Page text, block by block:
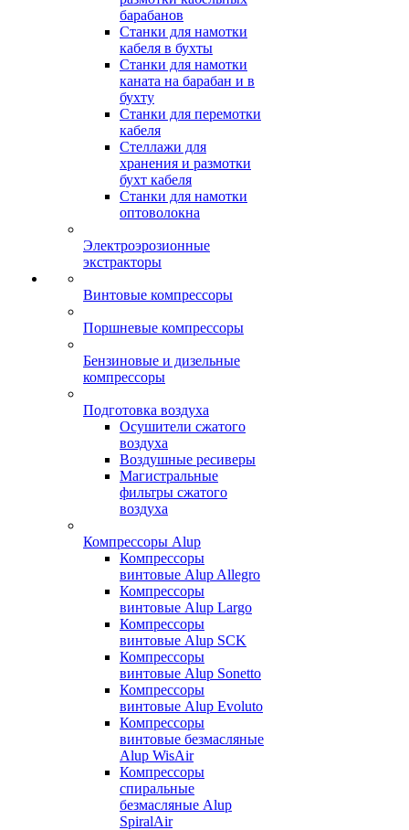
барабанов
Станки для намотки
кабеля в бухты
Станки для намотки
каната на барабан и в
бухту
Станки для перемотки
кабеля
Стеллажи для
хранения и размотки
бухт кабеля
Станки для намотки
оптоволокна
Электроэрозионные
экстракторы
Винтовые компрессоры
Поршневые компрессоры
Бензиновые и дизельные
компрессоры
Подготовка воздуха
Осушители сжатого
воздуха
Воздушные ресиверы
Магистральные
фильтры сжатого
воздуха
Компрессоры Alup
Компрессоры
винтовые Alup Allegro
Компрессоры
винтовые Alup Largo
Компрессоры
винтовые Alup SCK
Компрессоры
винтовые Alup Sonetto
Компрессоры
винтовые Alup Evoluto
Компрессоры
винтовые безмасляные
Alup WisAir
Компрессоры
спиральные
безмасляные Alup
SpiralAir